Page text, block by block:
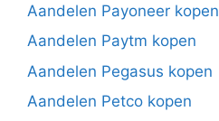
Aandelen Payoneer kopen
Aandelen Paytm kopen
Aandelen Pegasus kopen
Aandelen Petco kopen